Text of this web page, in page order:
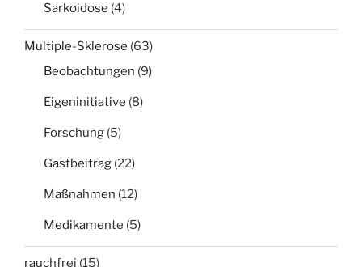
Sarkoidose (4)
Multiple-Sklerose (63)
Beobachtungen (9)
Eigeninitiative (8)
Forschung (5)
Gastbeitrag (22)
Maßnahmen (12)
Medikamente (5)
rauchfrei (15)